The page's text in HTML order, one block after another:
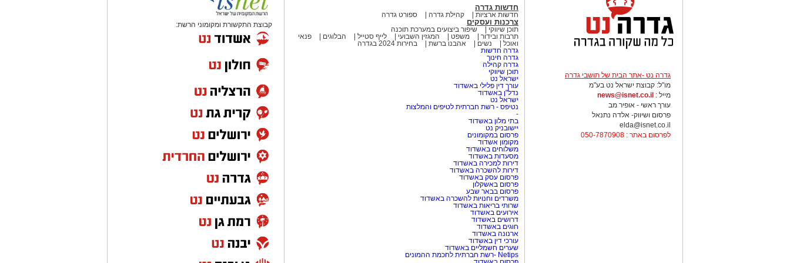
גדרה נט -אתר הבית של תושבי גדרה
מו"ל: קבוצת ישראל נט בע"מ
מייל : news@isnet.co.il
עורך ראשי - אופיר מב
פרסום ושיווק- אלדה נתנאל
elda@isnet.co.il
לפרסום באתר : 050-7870908
חדשות גדרה
חדשות ארציות קהילת גדרה ספורט גדרה
צרכנות ועסקים
תוכן שיווקי
שיפור ביצועים במערכת תוכנה
תרבות ובידור
משפט המגזין השבועי לייף סטייל הבלוגים
פנאי
ואוכל
נשים אהבנו ברשת
בחירות 2024 בגדרה
גדרה חדשות
גדרה חינוך
גדרה קהילה
תוכן שיווקי
ישראל נט
עורך דין פלילי באשדוד
נדל"ן באשדוד
ישראל נט
נטיפס - רשת חברתית לטיפים והמלצות
-
בתי מלון באשדוד
יישובניק נט
פרסום במקומונים
מקומון אשדוד
משלוחים באשדוד
מסעדות באשדוד
דירות למכירה באשדוד
דירות להשכרה באשדוד
פרסום עסק באשדוד
פרסום באשקלון
פרסום בבאר שבע
משרדים וחנויות להשכרה באשדוד
שרותי בריאות באשדוד
אירועים באשדוד
דרושים באשדוד
חוגים באשדוד
ארנונה באשדוד
עורכי דין באשדוד
שערים חשמליים באשדוד
Netips -רשת חברתית לחכמת ההמונים
קבוצת התקשורת ומקומוני הרשת: